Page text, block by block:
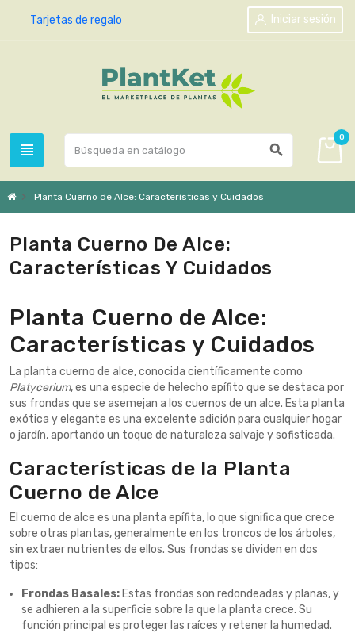
Tarjetas de regalo
view_headline search
Iniciar sesión
0
chevron_right Planta Cuerno de Alce: Características y Cuidados
Planta Cuerno De Alce:
Características Y Cuidados
Planta Cuerno de Alce:
Características y Cuidados
La planta cuerno de alce, conocida científicamente como
Platycerium, es una especie de helecho epífito que se destaca por
sus frondas que se asemejan a los cuernos de un alce. Esta planta
exótica y elegante es una excelente adición para cualquier hogar
o jardín, aportando un toque de naturaleza salvaje y sofisticada.
Características de la Planta
Cuerno de Alce
El cuerno de alce es una planta epífita, lo que significa que crece
sobre otras plantas, generalmente en los troncos de los árboles,
sin extraer nutrientes de ellos. Sus frondas se dividen en dos
tipos:
Frondas Basales: Estas frondas son redondeadas y planas, y
se adhieren a la superficie sobre la que la planta crece. Su
función principal es proteger las raíces y retener la humedad.